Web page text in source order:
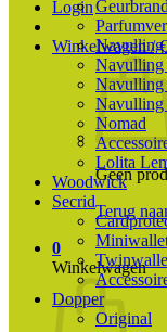
Login
Winkelwagen /€
Geen
Terug
0
Winkelwagen
Navulling
Navulling
Navulling
Nomad
Lolita
Woodwick
Secrid
Dopper
Original